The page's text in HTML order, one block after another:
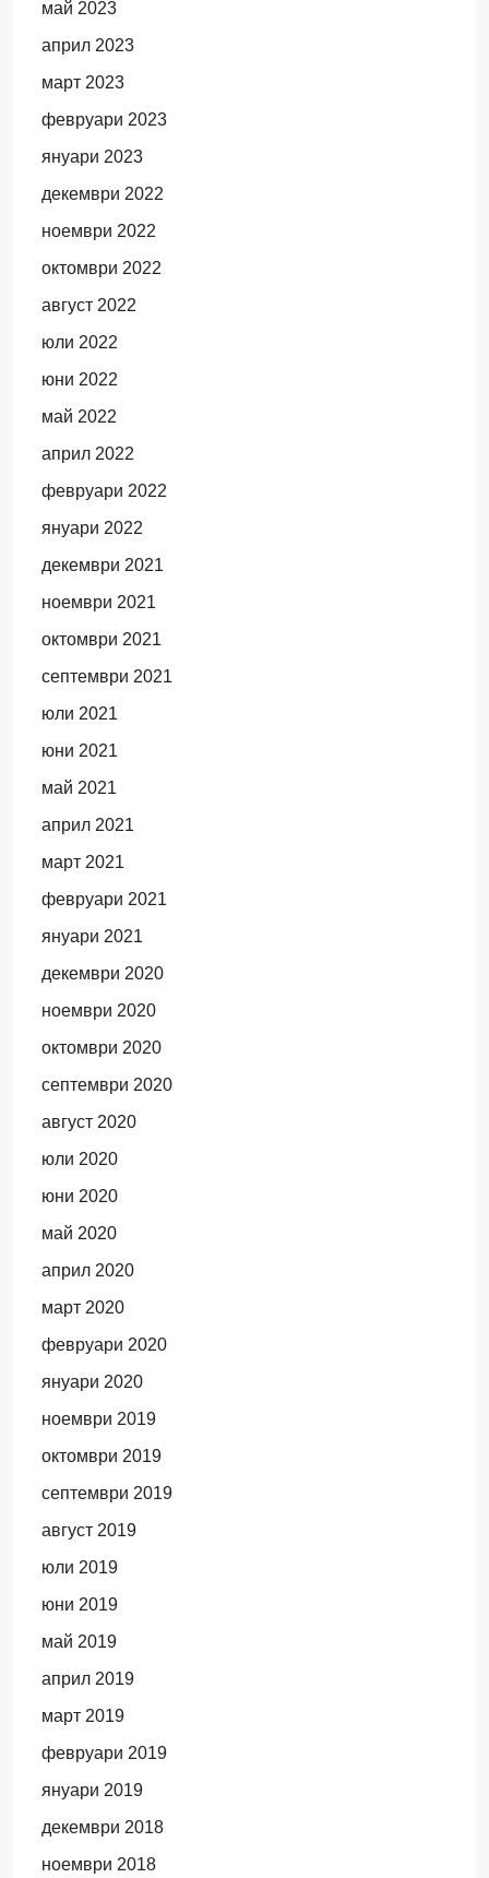
май 2023
април 2023
март 2023
февруари 2023
януари 2023
декември 2022
ноември 2022
октомври 2022
август 2022
юли 2022
юни 2022
май 2022
април 2022
февруари 2022
януари 2022
декември 2021
ноември 2021
октомври 2021
септември 2021
юли 2021
юни 2021
май 2021
април 2021
март 2021
февруари 2021
януари 2021
декември 2020
ноември 2020
октомври 2020
септември 2020
август 2020
юли 2020
юни 2020
май 2020
април 2020
март 2020
февруари 2020
януари 2020
ноември 2019
октомври 2019
септември 2019
август 2019
юли 2019
юни 2019
май 2019
април 2019
март 2019
февруари 2019
януари 2019
декември 2018
ноември 2018